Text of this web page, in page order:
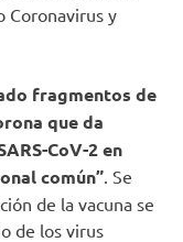
Coronavirus y
fragmentos de
que da
CoV-2 en
común”. Se
de la vacuna se
de los virus